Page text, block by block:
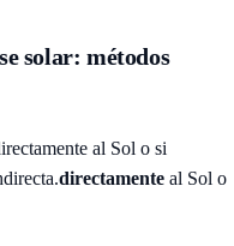
solar: métodos
al Sol o si
directamente al Sol o